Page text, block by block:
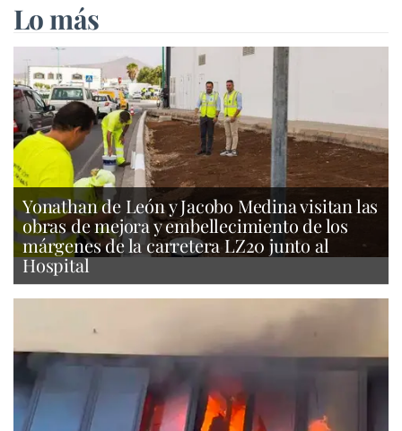
Lo más
Yonathan de León y Jacobo Medina visitan las
obras de mejora y embellecimiento de los
márgenes de la carretera LZ20 junto al
Hospital